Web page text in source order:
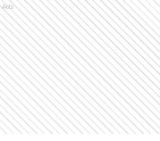
Ads